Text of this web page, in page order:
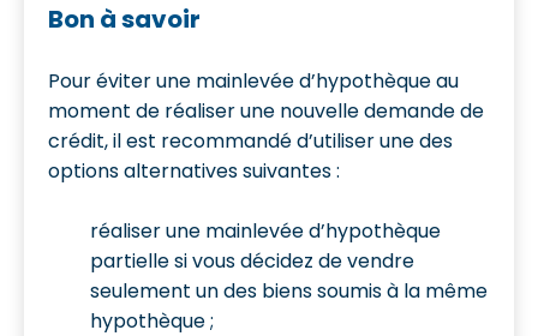
Bon à savoir
Pour éviter une mainlevée d’hypothèque au
moment de réaliser une nouvelle demande de
crédit, il est recommandé d’utiliser une des
options alternatives suivantes :
réaliser une mainlevée d’hypothèque
partielle si vous décidez de vendre
seulement un des biens soumis à la même
hypothèque ;